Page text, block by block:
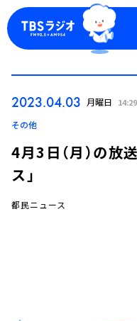
2023.04.03 月曜日 14:29
その他
4月3日（月）の放
ス」
都民ニュース